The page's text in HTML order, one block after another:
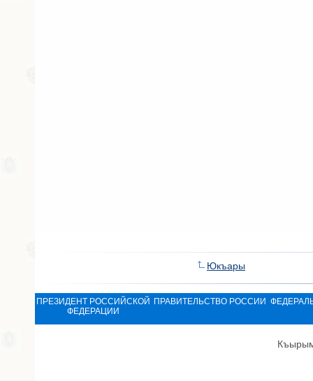
Юкъары
ПРЕЗИДЕНТ РОССИЙСКОЙ
ФЕДЕРАЦИИ
ПРАВИТЕЛЬСТВО РОССИИ